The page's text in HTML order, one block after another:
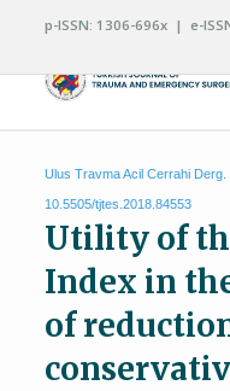
p-ISSN: 1306-696x | e-
Ulus Travma Acil Cerrahi Derg.
10.5505/tjtes.2018.84553
Utility of
Index in
of